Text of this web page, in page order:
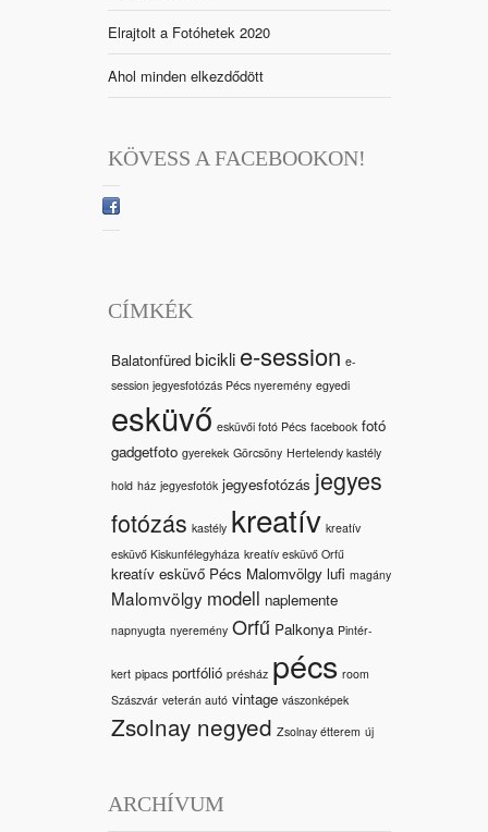
Elrajtolt a Fotóhetek 2020
Ahol minden elkezdődött
KÖVESS A FACEBOOKON!
CÍMKÉK
Balatonfüred bicikli e-session e-
session jegyesfotózás Pécs nyeremény egyedi
esküvő esküvői fotó Pécs facebook fotó
gadgetfoto gyerekek Görcsöny Hertelendy kastély
hold ház jegyesfotók jegyesfotózás jegyes
fotózás kastély kreatív kreatív
esküvő Kiskunfélegyháza kreatív esküvő Orfű
kreatív esküvő Pécs Malomvölgy lufi magány
Malomvölgy modell naplemente
napnyugta nyeremény Orfű Palkonya Pintér-
kert pipacs portfólió présház pécs room
Szászvár veterán autó vintage vászonképek
Zsolnay negyed Zsolnay étterem új
ARCHÍVUM